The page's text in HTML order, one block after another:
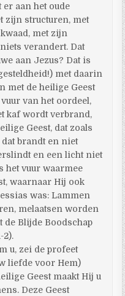
aan het oude
zijn structuren, met
met zijn
verandert. Dat
aan Jezus? Dat is
met daarin
met de heilige Geest
van het oordeel,
kaf wordt verbrand,
Geest, dat zoals
brandt en niet
en een licht niet
het vuur waarmee
waarnaar Hij ook
was: Lammen
melaatsen worden
Blijde Boodschap
2).
u, zei de profeet
liefde voor Hem)
Geest maakt Hij u
Deze Geest